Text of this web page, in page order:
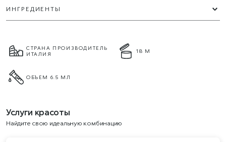
ИНГРЕДИЕНТЫ
СТРАНА ПРОИЗВОДИТЕЛЬ
ИТАЛИЯ
18 М
ОБЪЕМ 6.5 МЛ
Услуги красоты
Найдите свою идеальную комбинацию